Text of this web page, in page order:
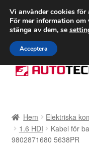
Ring
Hoppa
till
Hoppa
till
Betalningar
Hem Elektriska
1.6 HDI
Kabel för
9802871680 5638PR
Vi använder cookies för
För mer information
stänga av dem, se
Acceptera